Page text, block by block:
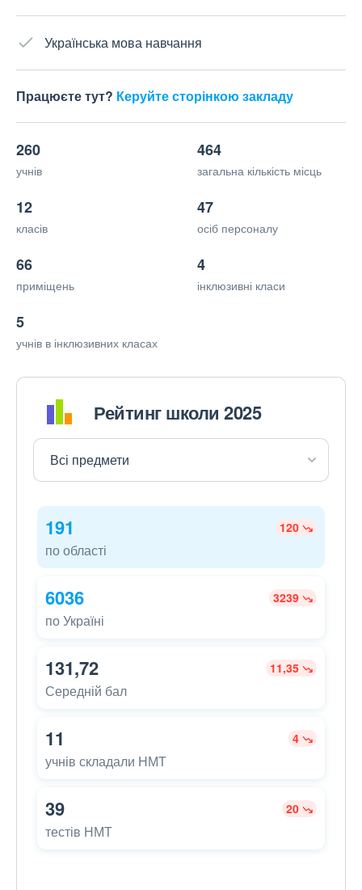
Українська мова навчання
Працюєте тут? Керуйте сторінкою закладу
260
учнів
464
загальна кількість місць
12
класів
47
осіб персоналу
66
приміщень
4
інклюзивні класи
5
учнів в інклюзивних класах
Рейтинг школи 2025
191 120
по області
6036 3239
по Україні
131,72 11,35
Середній бал
11 4
учнів складали НМТ
39 20
тестів НМТ